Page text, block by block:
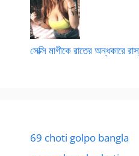
সেক্সি মাগীকে রাতের অন্ধকারে
69 choti golpo bangla